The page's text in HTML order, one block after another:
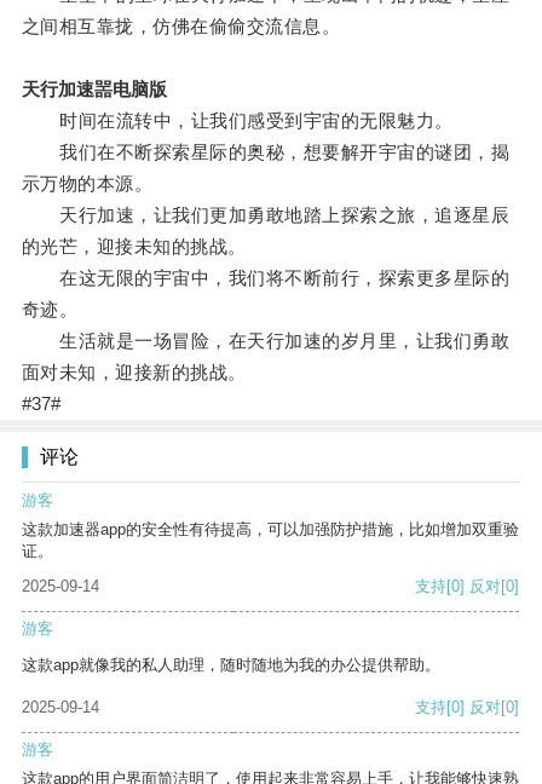
之间相互靠拢，仿佛在偷偷交流信息。
天行加速噐电脑版
时间在流转中，让我们感受到宇宙的无限魅力。
我们在不断探索星际的奥秘，想要解开宇宙的谜团，揭
示万物的本源。
天行加速，让我们更加勇敢地踏上探索之旅，追逐星辰
的光芒，迎接未知的挑战。
在这无限的宇宙中，我们将不断前行，探索更多星际的
奇迹。
生活就是一场冒险，在天行加速的岁月里，让我们勇敢
面对未知，迎接新的挑战。
#37#
评论
游客
这款加速器app的安全性有待提高，可以加强防护措施，比如增加双重验
证。
2025-09-14
支持[0] 反对[0]
游客
这款app就像我的私人助理，随时随地为我的办公提供帮助。
2025-09-14 支持[0] 反对[0]
游客
这款app的用户界面简洁明了，使用起来非常容易上手，让我能够快速熟